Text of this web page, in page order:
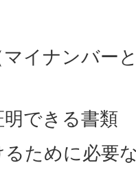
マイナンバー
明できる書類
るために必要